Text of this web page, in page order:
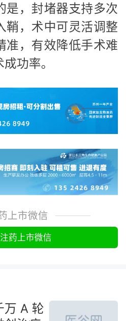
是，封堵器支持多次
鞘，术中可灵活调整
准，有效降低手术难
功率。
上市微信
药上市微信
万 A 轮